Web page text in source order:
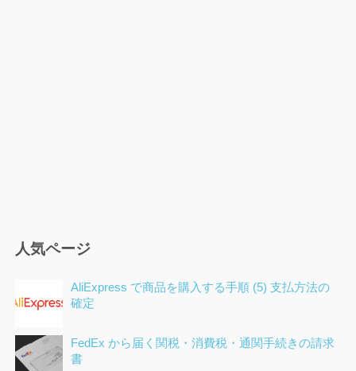
人気ページ
AliExpress で商品を購入する手順 (5) 支払方法の
確定
FedEx から届く関税・消費税・通関手続きの請求
書